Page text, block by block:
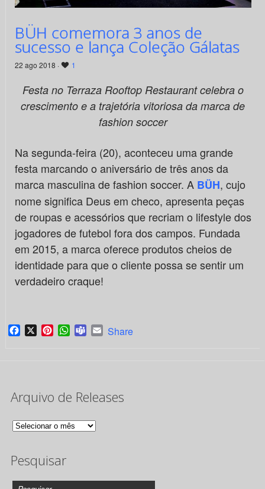
BÜH comemora 3 anos de
sucesso e lança Coleção Gálatas
22 ago 2018 · 1
Festa no Terraza Rooftop Restaurant celebra o
crescimento e a trajetória vitoriosa da marca de
fashion soccer
Na segunda-feira (20), aconteceu uma grande
festa marcando o aniversário de três anos da
marca masculina de fashion soccer. A BÜH, cujo
nome significa Deus em checo, apresenta peças
de roupas e acessórios que recriam o lifestyle dos
jogadores de futebol fora dos campos. Fundada
em 2015, a marca oferece produtos cheios de
identidade para que o cliente possa se sentir um
verdadeiro craque!
Facebook
X PinterestWhatsApp
TeamsEmail
Share
Arquivo de Releases
Arquivo
Releases
Pesquisar